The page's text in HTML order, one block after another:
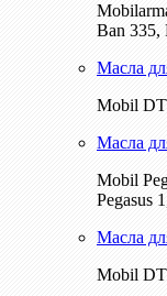
Ban 335,
Масла
Mobil
Масла
Mobil
Pegasus
Масла
Mobil